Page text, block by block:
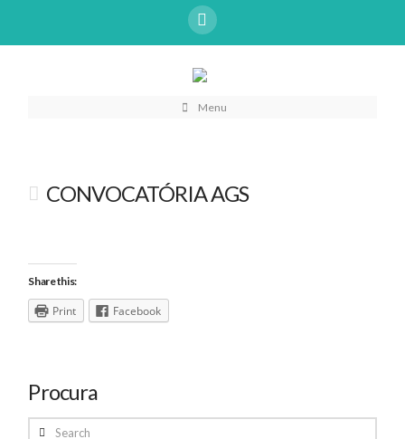
Menu
CONVOCATÓRIA AGS
Share this:
Print Facebook
Procura
Search